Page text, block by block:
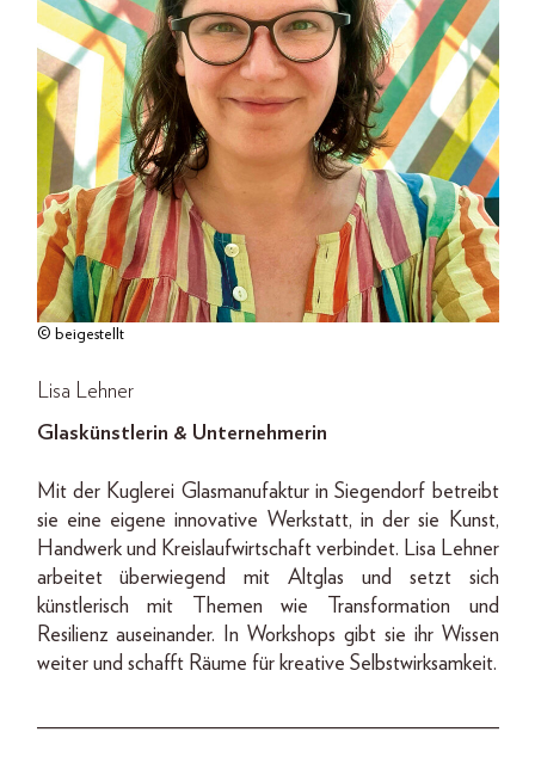
© beigestellt
Lisa Lehner
Glaskünstlerin & Unternehmerin
Mit der Kuglerei Glasmanufaktur in Siegendorf betreibt
sie eine eigene innovative Werkstatt, in der sie Kunst,
Handwerk und Kreislaufwirtschaft verbindet. Lisa Lehner
arbeitet überwiegend mit Altglas und setzt sich
künstlerisch mit Themen wie Transformation und
Resilienz auseinander. In Workshops gibt sie ihr Wissen
weiter und schafft Räume für kreative Selbstwirksamkeit.
___________________________________________